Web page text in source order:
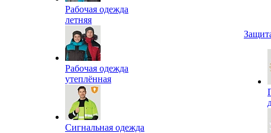
Рабочая одежда
летняя
Рабочая одежда
утеплённая
Сигнальная одежда